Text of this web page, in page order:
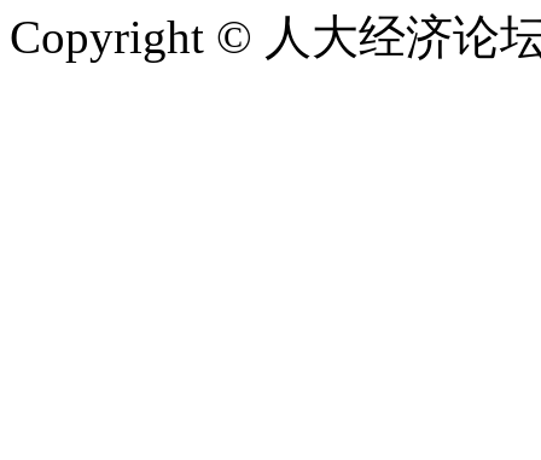
Copyright © 人大经济论